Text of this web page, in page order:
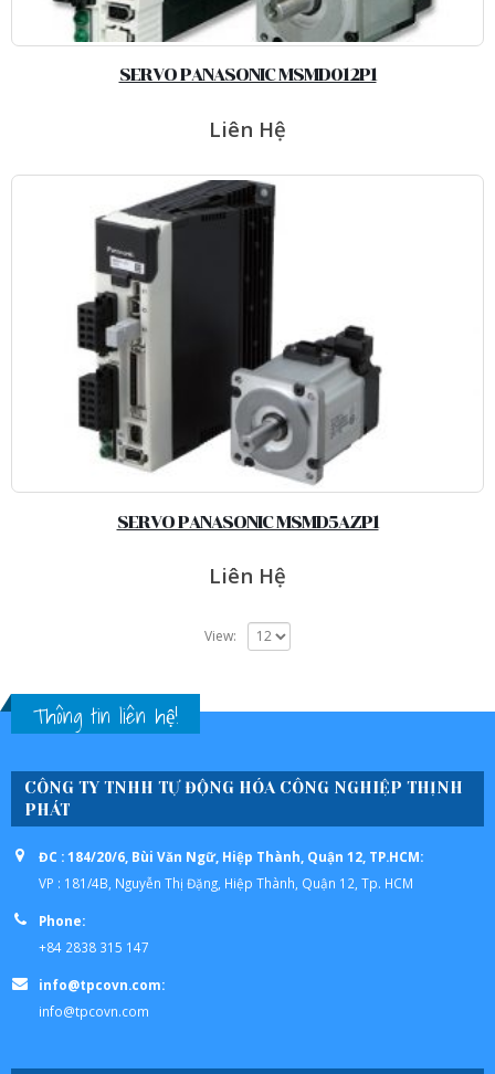
SERVO PANASONIC MSMD012P1
Liên Hệ
SERVO PANASONIC MSMD5AZP1
Liên Hệ
View:
Thông tin liên hệ!
CÔNG TY TNHH TỰ ĐỘNG HÓA CÔNG NGHIỆP THỊNH
PHÁT
ĐC : 184/20/6, Bùi Văn Ngữ, Hiệp Thành, Quận 12, TP.HCM:
VP : 181/4B, Nguyễn Thị Đặng, Hiệp Thành, Quận 12, Tp. HCM
Phone:
+84 2838 315 147
info@tpcovn.com:
info@tpcovn.com